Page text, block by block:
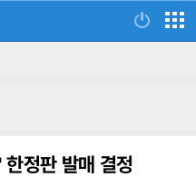
정판 발매 결정